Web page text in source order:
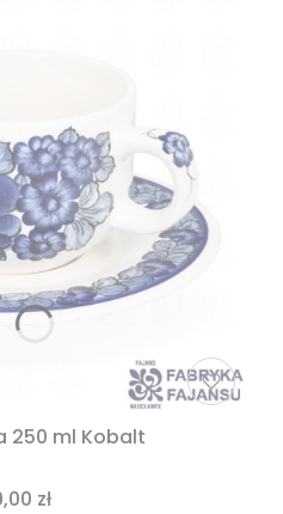
250 ml Kobalt
zł